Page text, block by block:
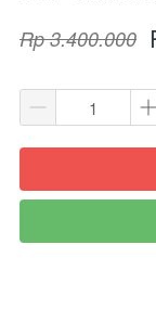
Rp 3.400.000